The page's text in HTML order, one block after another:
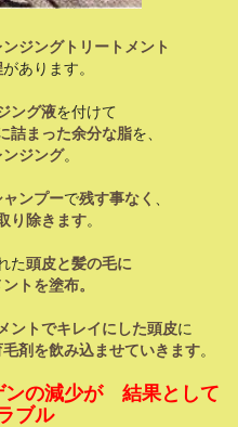
ジングトリートメント
があります。
ング液を付けて
詰まった余分な脂を、
ンジング。
ンプーで残す事なく
り除きます。
た頭皮と髪の毛に
トを塗布。
ントでキレイにした頭皮に
剤を飲み込ませていきます。
ンの減少が 結果として
ブル